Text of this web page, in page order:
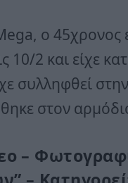
ο 45χρονος
10/2 και είχε
συλληφθεί
στον
–